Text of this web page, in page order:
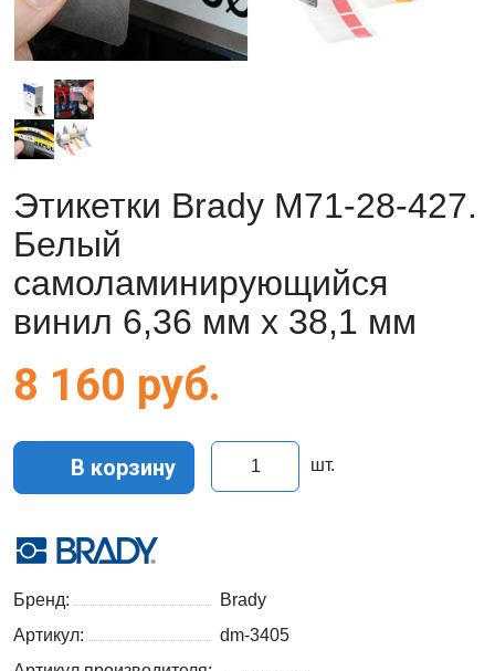
Этикетки Brady M71-28-427.
Белый
самоламинирующийся
винил 6,36 мм х 38,1 мм
8 160 руб.
В корзину шт.
Бренд:
Brady
Артикул:
dm-3405